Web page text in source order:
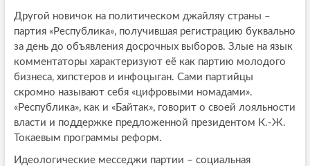
Другой новичок на политическом джайляу страны –
партия «Республика», получившая регистрацию буквально
за день до объявления досрочных выборов. Злые на язык
комментаторы характеризуют её как партию молодого
бизнеса, хипстеров и инфоцыган. Сами партийцы
скромно называют себя «цифровыми номадами».
«Республика», как и «Байтак», говорит о своей лояльности
власти и поддержке предложенной президентом К.-Ж.
Токаевым программы реформ.
Идеологические месседжи партии – социальная